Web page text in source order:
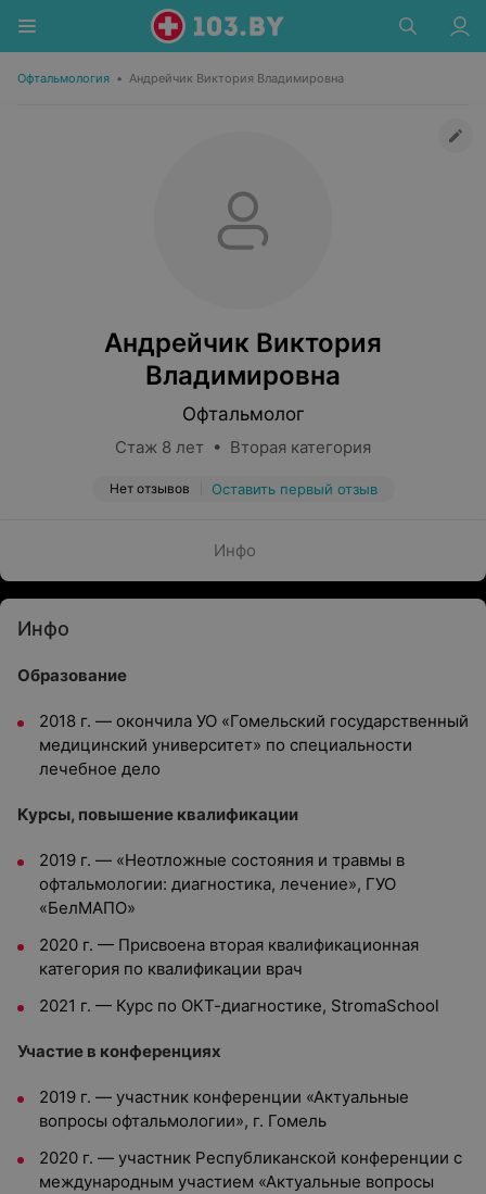
Офтальмология • Андрейчик Виктория Владимировна
Андрейчик Виктория
Владимировна
Офтальмолог
Стаж 8 лет • Вторая категория
Нет отзывов Оставить первый отзыв
Инфо
Инфо
Образование
2018 г. — окончила УО «Гомельский государственный
медицинский университет» по специальности
лечебное дело
Курсы, повышение квалификации
2019 г. — «Неотложные состояния и травмы в
офтальмологии: диагностика, лечение», ГУО
«БелМАПО»
2020 г. — Присвоена вторая квалификационная
категория по квалификации врач
2021 г. — Курс по ОКТ-диагностике, StromaSchool
Участие в конференциях
2019 г. — участник конференции «Актуальные
вопросы офтальмологии», г. Гомель
2020 г. — участник Республиканской конференции с
международным участием «Актуальные вопросы